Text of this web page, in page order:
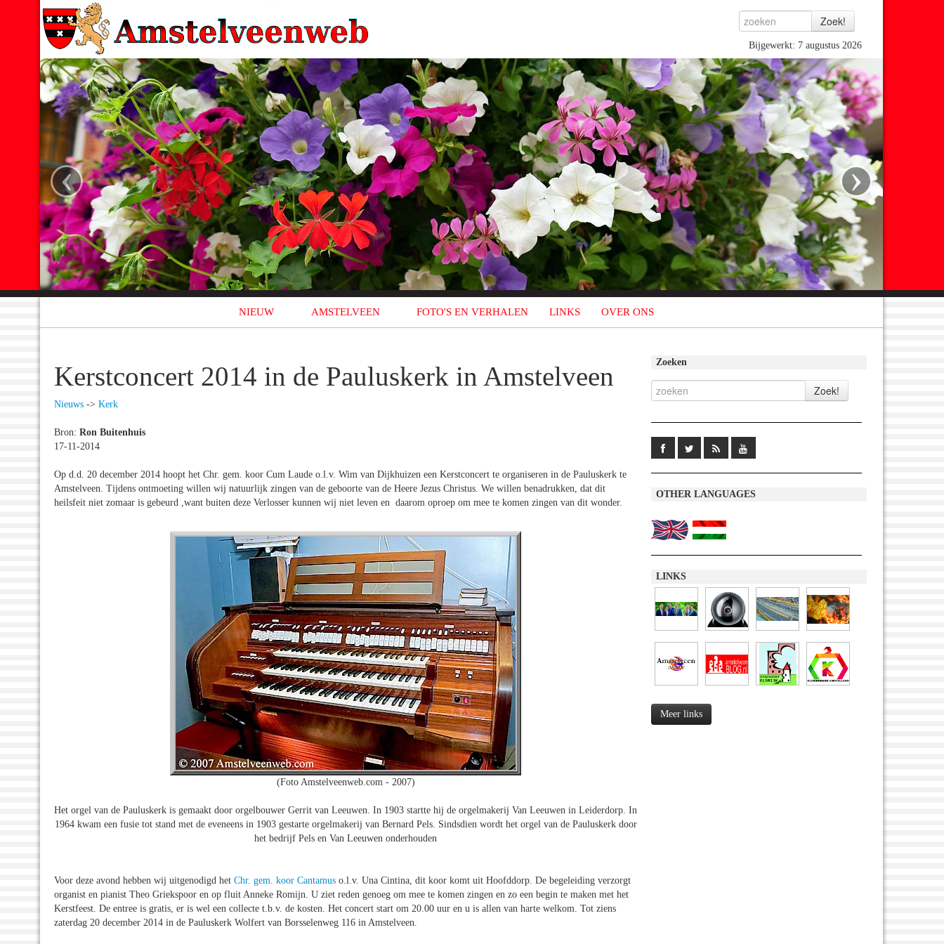
Bijgewerkt: 7 augustus 2026
‹ ›
NIEUW AMSTELVEEN FOTO'S EN VERHALEN LINKS OVER ONS
Kerstconcert 2014 in de Pauluskerk in Amstelveen
Nieuws -> Kerk
Bron: Ron Buitenhuis
17-11-2014
Op d.d. 20 december 2014 hoopt het Chr. gem. koor Cum Laude o.l.v. Wim van Dijkhuizen een Kerstconcert te organiseren in de Pauluskerk te
Amstelveen. Tijdens ontmoeting willen wij natuurlijk zingen van de geboorte van de Heere Jezus Christus. We willen benadrukken, dat dit
heilsfeit niet zomaar is gebeurd ,want buiten deze Verlosser kunnen wij niet leven en daarom oproep om mee te komen zingen van dit wonder.
(Foto Amstelveenweb.com - 2007)
Het orgel van de Pauluskerk is gemaakt door orgelbouwer Gerrit van Leeuwen. In 1903 startte hij de orgelmakerij Van Leeuwen in Leiderdorp. In
1964 kwam een fusie tot stand met de eveneens in 1903 gestarte orgelmakerij van Bernard Pels. Sindsdien wordt het orgel van de Pauluskerk door
het bedrijf Pels en Van Leeuwen onderhouden
Voor deze avond hebben wij uitgenodigd het Chr. gem. koor Cantamus o.l.v. Una Cintina, dit koor komt uit Hoofddorp. De begeleiding verzorgt
organist en pianist Theo Griekspoor en op fluit Anneke Romijn. U ziet reden genoeg om mee te komen zingen en zo een begin te maken met het
Kerstfeest. De entree is gratis, er is wel een collecte t.b.v. de kosten. Het concert start om 20.00 uur en u is allen van harte welkom. Tot ziens
zaterdag 20 december 2014 in de Pauluskerk Wolfert van Borsselenweg 116 in Amstelveen.
Zoeken
OTHER LANGUAGES
LINKS
Meer links